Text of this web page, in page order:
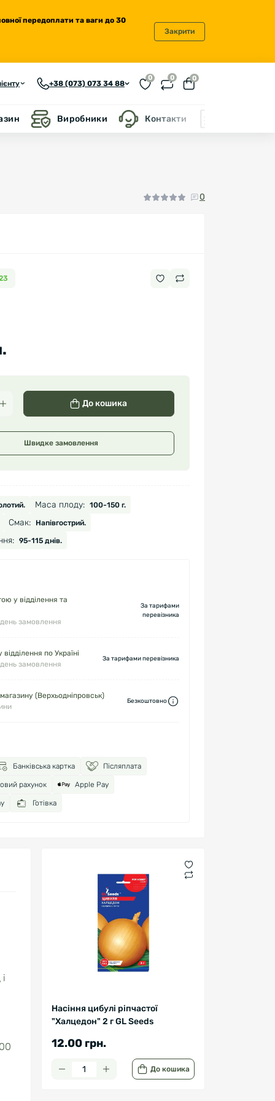
передоплати та ваги до 30
Закрити
+38 (073) 073 34 88
0 0 0
Виробники Контакти
0
До кошика
Швидке замовлення
Маса плоду: 100-150 г.
Смак: Напівгострий.
95-115 днів.
у відділення та
замовлення
За тарифами
перевізника
по Україні
замовлення
За тарифами перевізника
(Верхьодніпровськ)
Безкоштовно
Банківська картка Післяплата
рахунок Apple Pay
Готівка
Насіння цибулі ріпчастої
"Халцедон" 2 г GL Seeds
12.00 грн.
До кошика